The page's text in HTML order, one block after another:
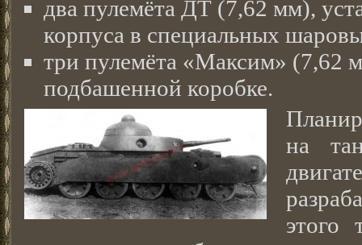
два пулемёта ДТ (7,62 мм),
корпуса в специальных
три пулемёта «Максим» (7,62
подбашенной коробке.
на
этого